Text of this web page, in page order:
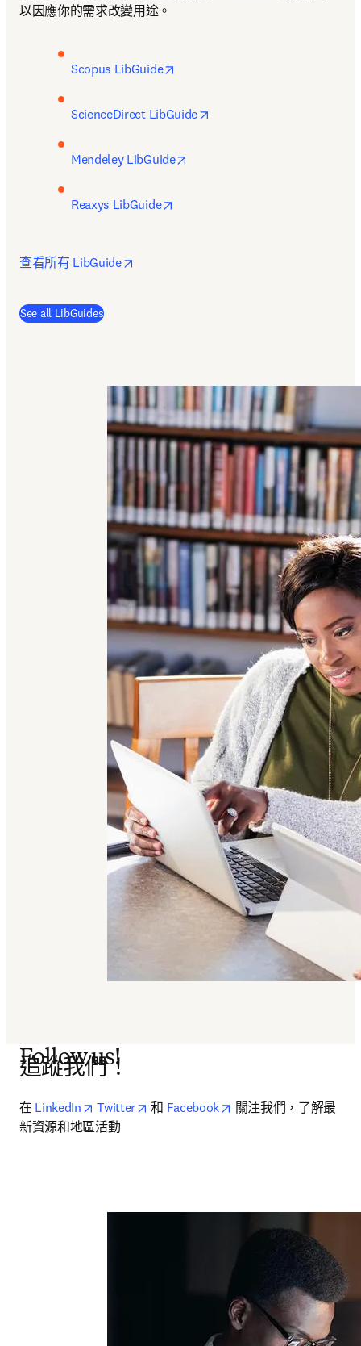
以因應你的需求改變用途。
Scopus LibGuide
ScienceDirect LibGuide
Mendeley LibGuide
Reaxys LibGuide
查看所有 LibGuide
See all LibGuides(
Follow us!
追蹤我們！
在 LinkedIn opens in new tab/window
Twitter opens in new tab/window
和 Facebook opens in new tab/
關注我們，了解最
新資源和地區活動